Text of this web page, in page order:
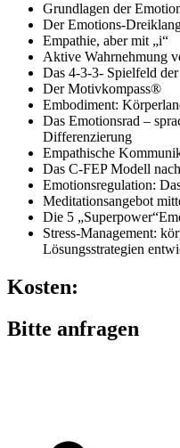
Grundlagen der
Der Emotions-
Empathie, aber mit „i“
Aktive Wahrnehmung
Das 4-3-3- Spielfeld
Der Motivkompass®
Embodiment:
Das Emotionsrad –
Differenzierung
Empathische
Das C-FEP Modell
Emotionsregulation:
Meditationsangebot
Die 5
Stress-Management:
Lösungsstrategien
Kosten:
Bitte anfragen